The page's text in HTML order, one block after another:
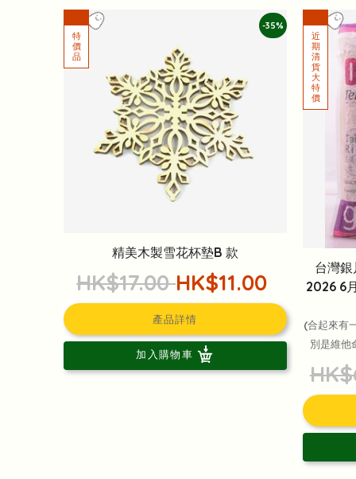
-35%
精美木製雪花杯墊B 款
HK$17.00HK$11.00
產品詳情
加入購物車
台灣
2026 6
(合起來有
別是維他